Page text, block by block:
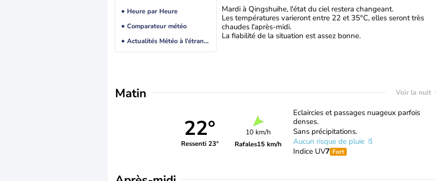
Heure par Heure
Comparateur météo
Actualités Météo à l'étranger
Mardi à Qingshuihe, l'état du ciel restera changeant.
Les températures varieront entre 22 et 35°C, elles seront très
chaudes l'après-midi.
La fiabilité de la situation est assez bonne.
Matin Voir la nuit
22°
Ressenti 23°
10 km/h
Rafales15 km/h
Eclaircies et passages nuageux parfois
denses.
Sans précipitations.
Aucun risque de pluie
Indice UV7 Fort